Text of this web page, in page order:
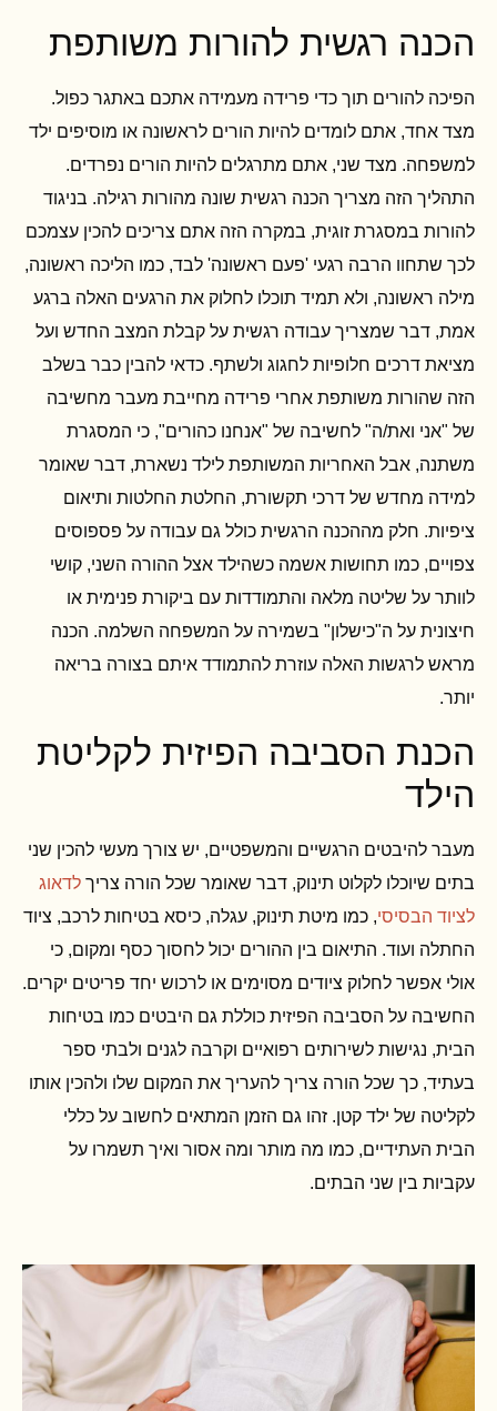
הכנה רגשית להורות משותפת
הפיכה להורים תוך כדי פרידה מעמידה אתכם באתגר כפול.
מצד אחד, אתם לומדים להיות הורים לראשונה או מוסיפים ילד
למשפחה. מצד שני, אתם מתרגלים להיות הורים נפרדים.
התהליך הזה מצריך הכנה רגשית שונה מהורות רגילה. בניגוד
להורות במסגרת זוגית, במקרה הזה אתם צריכים להכין עצמכם
לכך שתחוו הרבה רגעי 'פעם ראשונה' לבד, כמו הליכה ראשונה,
מילה ראשונה, ולא תמיד תוכלו לחלוק את הרגעים האלה ברגע
אמת, דבר שמצריך עבודה רגשית על קבלת המצב החדש ועל
מציאת דרכים חלופיות לחגוג ולשתף. כדאי להבין כבר בשלב
הזה שהורות משותפת אחרי פרידה מחייבת מעבר מחשיבה
של "אני ואת/ה" לחשיבה של "אנחנו כהורים", כי המסגרת
משתנה, אבל האחריות המשותפת לילד נשארת, דבר שאומר
למידה מחדש של דרכי תקשורת, החלטת החלטות ותיאום
ציפיות. חלק מההכנה הרגשית כולל גם עבודה על פספוסים
צפויים, כמו תחושות אשמה כשהילד אצל ההורה השני, קושי
לוותר על שליטה מלאה והתמודדות עם ביקורת פנימית או
חיצונית על ה"כישלון" בשמירה על המשפחה השלמה. הכנה
מראש לרגשות האלה עוזרת להתמודד איתם בצורה בריאה
יותר.
הכנת הסביבה הפיזית לקליטת
הילד
מעבר להיבטים הרגשיים והמשפטיים, יש צורך מעשי להכין שני
בתים שיוכלו לקלוט תינוק, דבר שאומר שכל הורה צריך לדאוג
לציוד הבסיסי, כמו מיטת תינוק, עגלה, כיסא בטיחות לרכב, ציוד
החתלה ועוד. התיאום בין ההורים יכול לחסוך כסף ומקום, כי
אולי אפשר לחלוק ציודים מסוימים או לרכוש יחד פריטים יקרים.
החשיבה על הסביבה הפיזית כוללת גם היבטים כמו בטיחות
הבית, נגישות לשירותים רפואיים וקרבה לגנים ולבתי ספר
בעתיד, כך שכל הורה צריך להעריך את המקום שלו ולהכין אותו
לקליטה של ילד קטן. זהו גם הזמן המתאים לחשוב על כללי
הבית העתידיים, כמו מה מותר ומה אסור ואיך תשמרו על
עקביות בין שני הבתים.